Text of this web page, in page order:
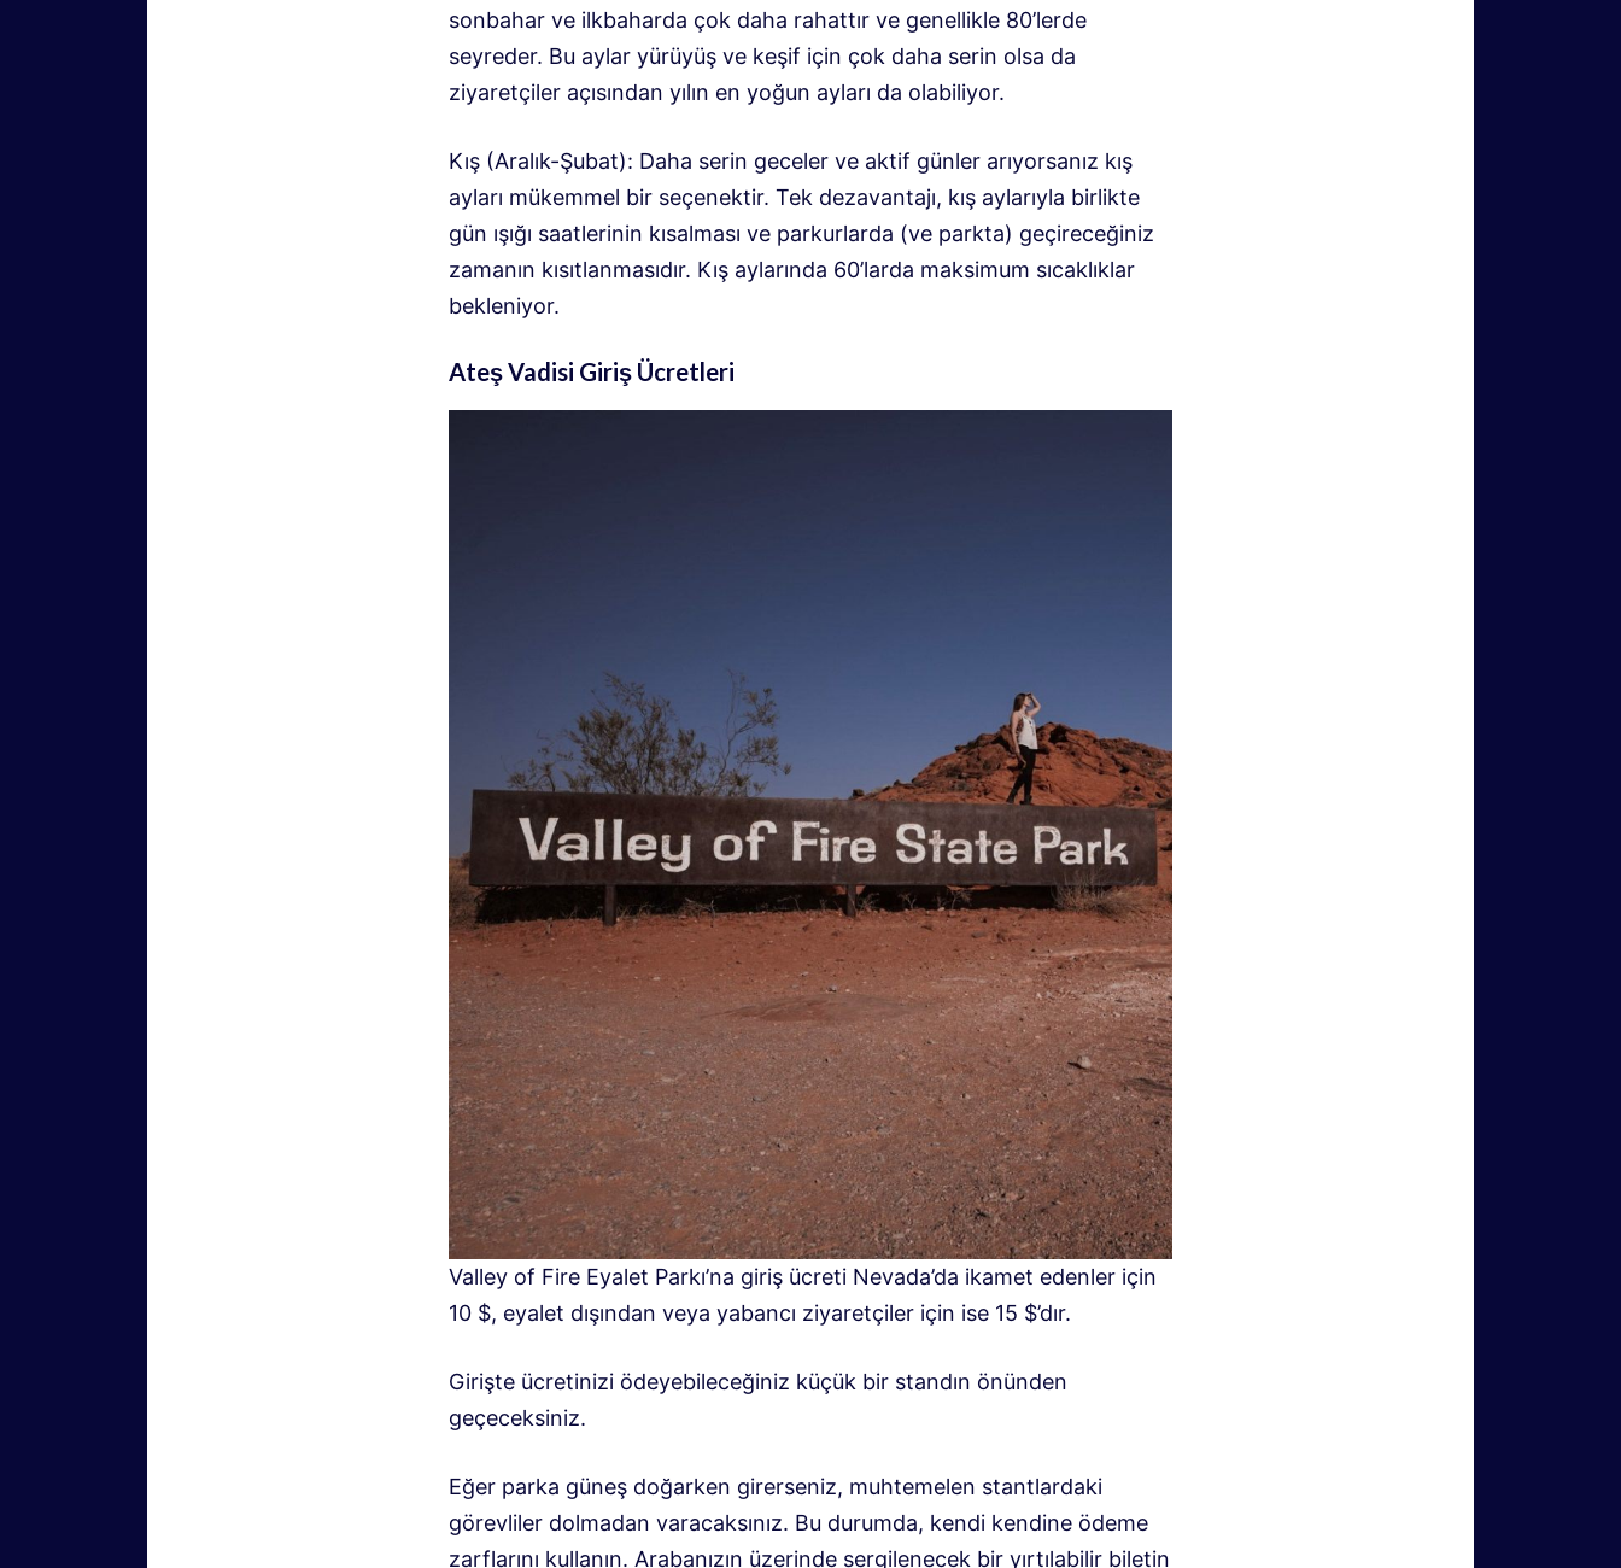
sonbahar ve ilkbaharda çok daha rahattır ve genellikle 80’lerde
seyreder. Bu aylar yürüyüş ve keşif için çok daha serin olsa da
ziyaretçiler açısından yılın en yoğun ayları da olabiliyor.
Kış (Aralık-Şubat): Daha serin geceler ve aktif günler arıyorsanız kış
ayları mükemmel bir seçenektir. Tek dezavantajı, kış aylarıyla birlikte
gün ışığı saatlerinin kısalması ve parkurlarda (ve parkta) geçireceğiniz
zamanın kısıtlanmasıdır. Kış aylarında 60’larda maksimum sıcaklıklar
bekleniyor.
Ateş Vadisi Giriş Ücretleri
Valley of Fire Eyalet Parkı’na giriş ücreti Nevada’da ikamet edenler için
10 $, eyalet dışından veya yabancı ziyaretçiler için ise 15 $’dır.
Girişte ücretinizi ödeyebileceğiniz küçük bir standın önünden
geçeceksiniz.
Eğer parka güneş doğarken girerseniz, muhtemelen stantlardaki
görevliler dolmadan varacaksınız. Bu durumda, kendi kendine ödeme
zarflarını kullanın. Arabanızın üzerinde sergilenecek bir yırtılabilir biletin